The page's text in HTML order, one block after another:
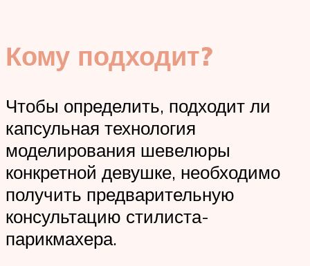
Кому подходит?
Чтобы определить, подходит ли
капсульная технология
моделирования шевелюры
конкретной девушке, необходимо
получить предварительную
консультацию стилиста-
парикмахера.